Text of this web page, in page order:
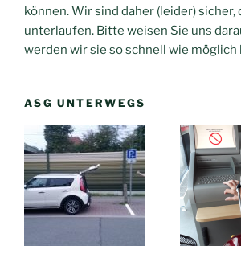
können. Wir sind daher (leider) sicher,
unterlaufen. Bitte weisen Sie uns
werden wir sie so schnell wie möglich
ASG UNTERWEGS